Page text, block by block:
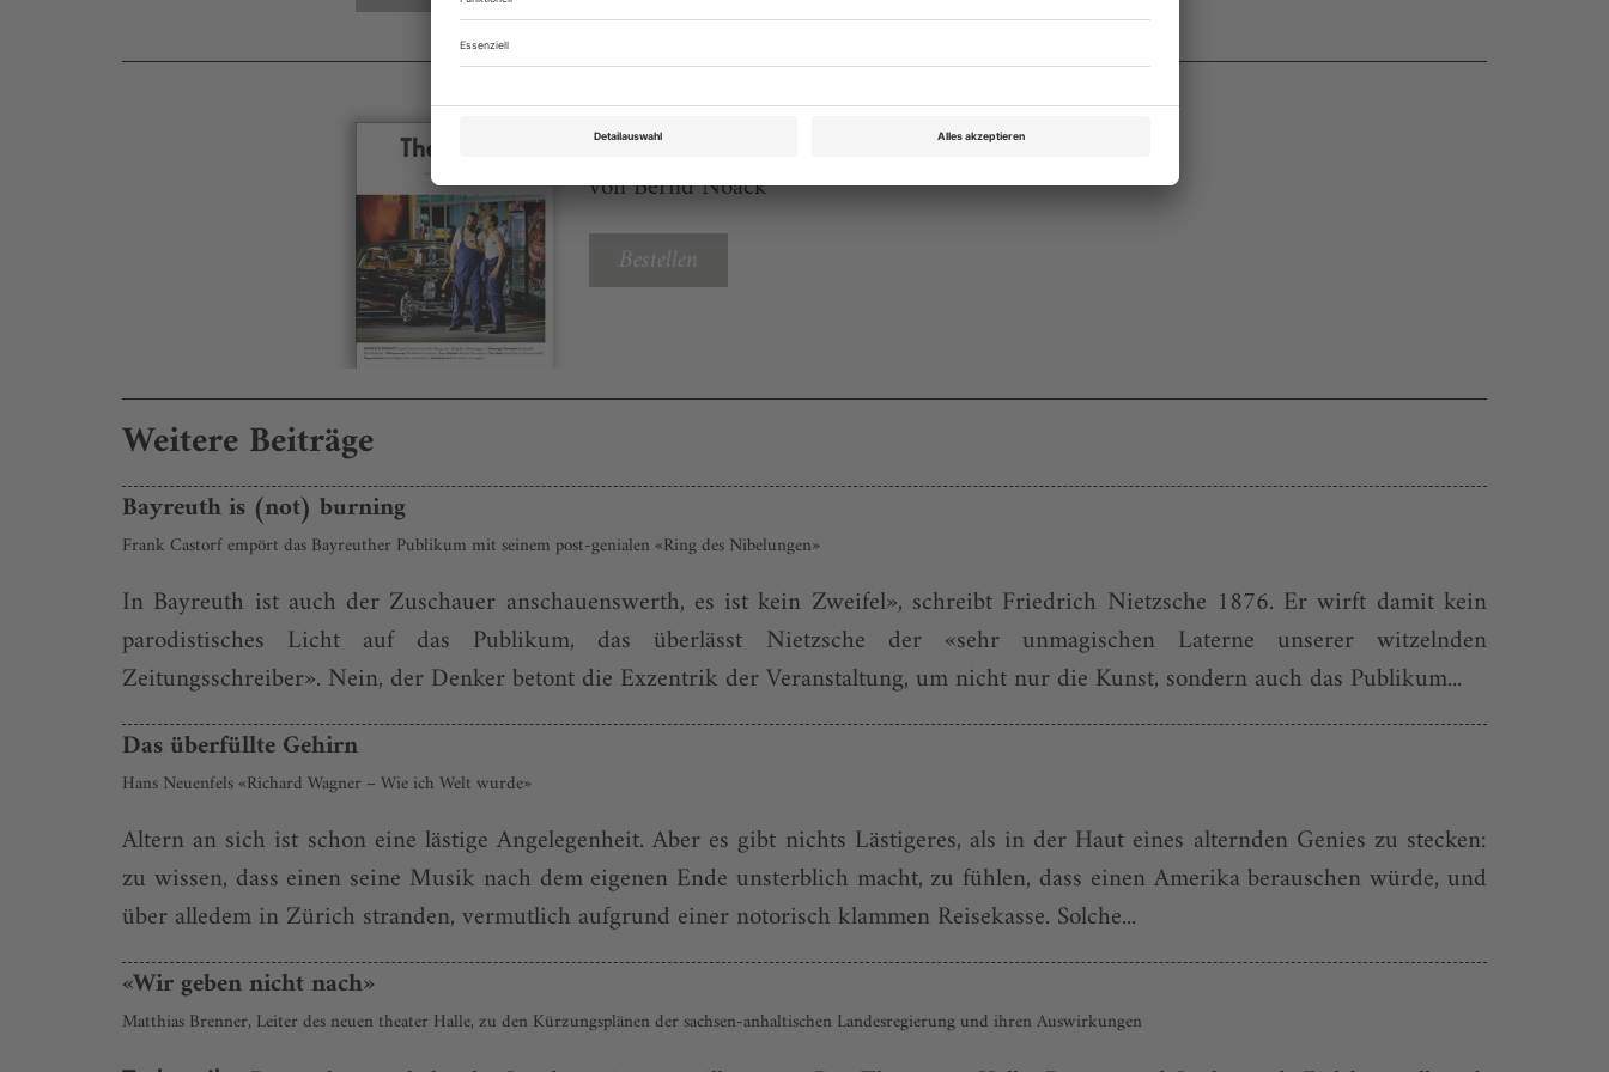
Theater heute Oktober 2013
von Bernd Noack
Bestellen
Weitere Beiträge
Bayreuth is (not) burning
Frank Castorf empört das Bayreuther Publikum mit seinem post-genialen «Ring des Nibelungen»
In Bayreuth ist auch der Zuschauer anschauenswerth, es ist kein Zweifel», schreibt Friedrich Nietzsche 1876. Er wirft damit kein
parodistisches Licht auf das Publikum, das überlässt Nietzsche der «sehr unmagischen Laterne unserer witzelnden
Zeitungsschreiber». Nein, der Denker betont die Exzentrik der Veranstaltung, um nicht nur die Kunst, sondern auch das Publikum...
Das überfüllte Gehirn
Hans Neuenfels «Richard Wagner – Wie ich Welt wurde»
Altern an sich ist schon eine lästige Angelegenheit. Aber es gibt nichts Lästigeres, als in der Haut eines alternden Genies zu stecken:
zu wissen, dass einen seine Musik nach dem eigenen Ende unsterblich macht, zu fühlen, dass einen Amerika berauschen würde, und
über alledem in Zürich stranden, vermutlich aufgrund einer notorisch klammen Reisekasse. Solche...
«Wir geben nicht nach»
Matthias Brenner, Leiter des neuen theater Halle, zu den Kürzungsplänen der sachsen-anhaltischen Landesregierung und ihren Auswirkungen